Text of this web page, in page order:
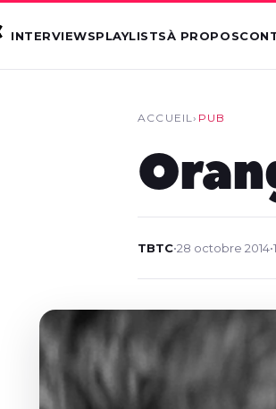
INTERVIEWSPLAYLISTSÀ PROPOS
ACCUEIL› PUB
TBTC•28 octobre 2014•